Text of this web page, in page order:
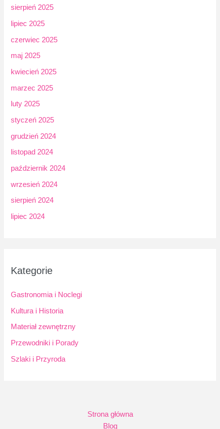
sierpień 2025
lipiec 2025
czerwiec 2025
maj 2025
kwiecień 2025
marzec 2025
luty 2025
styczeń 2025
grudzień 2024
listopad 2024
październik 2024
wrzesień 2024
sierpień 2024
lipiec 2024
Kategorie
Gastronomia i Noclegi
Kultura i Historia
Materiał zewnętrzny
Przewodniki i Porady
Szlaki i Przyroda
Strona główna
Blog